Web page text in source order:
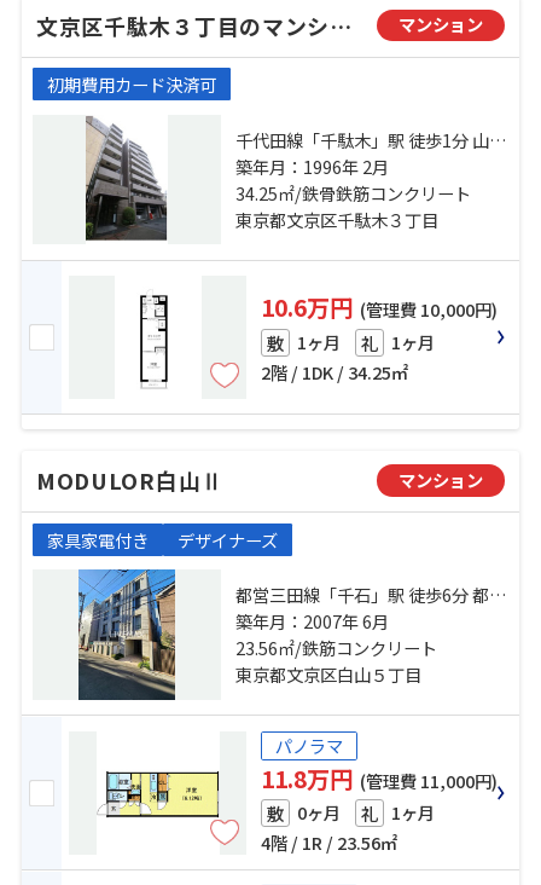
文京区千駄木３丁目のマンション マンション
初期費用カード決済可
千代田線「千駄木」駅 徒歩1分 山手
線「日暮里」駅 徒歩11分 南北線
「本駒込」駅 徒歩13分
築年月：1996年 2月
34.25㎡/鉄骨鉄筋コンクリート
東京都文京区千駄木３丁目
10.6万円 (管理費 10,000円)
敷 1ヶ月 礼 1ヶ月
2階 / 1DK / 34.25㎡
MODULOR白山Ⅱ マンション
家具家電付き デザイナーズ
都営三田線「千石」駅 徒歩6分 都営
三田線「白山」駅 徒歩8分 南北線
「本駒込」駅 徒歩12分
築年月：2007年 6月
23.56㎡/鉄筋コンクリート
東京都文京区白山５丁目
パノラマ
11.8万円 (管理費 11,000円)
敷 0ヶ月 礼 1ヶ月
4階 / 1R / 23.56㎡